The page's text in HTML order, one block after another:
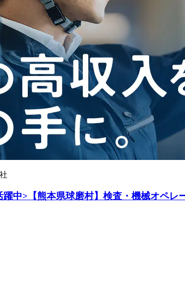
躍中>【熊本県球磨村】検査・機械オペ